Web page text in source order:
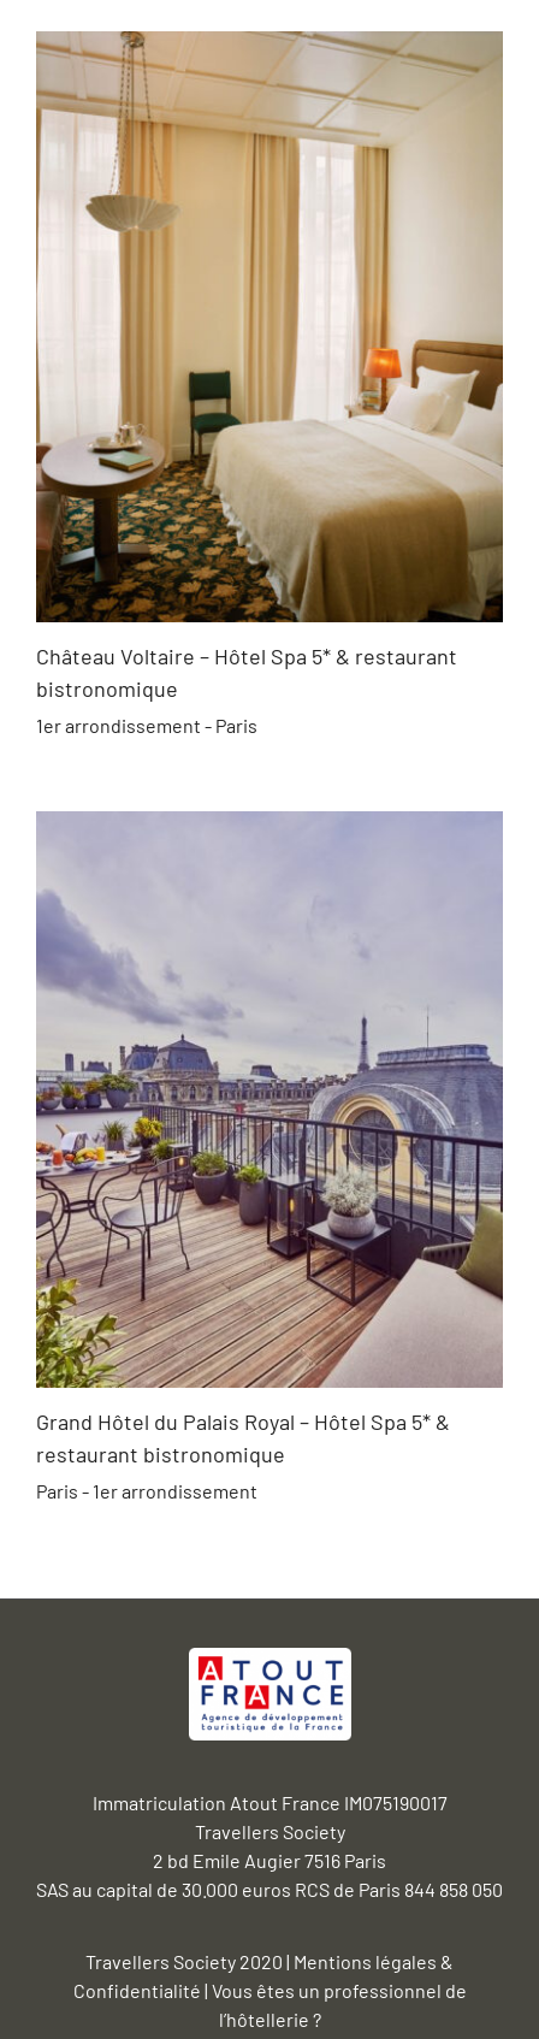
Château Voltaire – Hôtel Spa 5* & restaurant
bistronomique
1er arrondissement - Paris
Grand Hôtel du Palais Royal – Hôtel Spa 5* &
restaurant bistronomique
Paris - 1er arrondissement
Immatriculation Atout France IM075190017
Travellers Society
2 bd Emile Augier 7516 Paris
SAS au capital de 30.000 euros RCS de Paris 844 858 050
Travellers Society 2020 | Mentions légales &
Confidentialité | Vous êtes un professionnel de
l’hôtellerie ?